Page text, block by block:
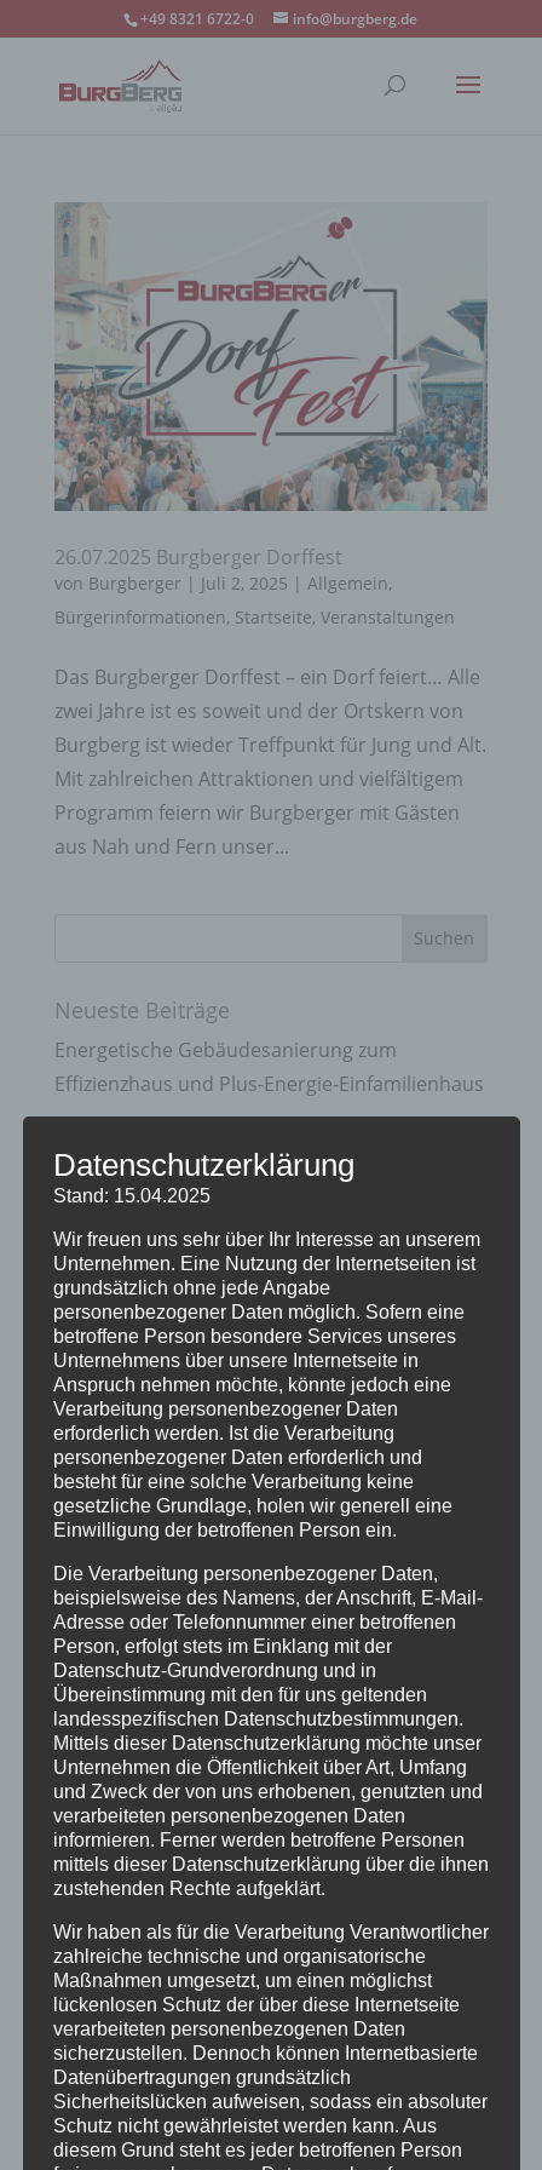
+49 8321 6722-0 info@burgberg.de
26.07.2025 Burgberger Dorffest
von Burgberger | Juli 2, 2025 | Allgemein,
Bürgerinformationen, Startseite, Veranstaltungen
Das Burgberger Dorffest – ein Dorf feiert… Alle
zwei Jahre ist es soweit und der Ortskern von
Burgberg ist wieder Treffpunkt für Jung und Alt.
Mit zahlreichen Attraktionen und vielfältigem
Programm feiern wir Burgberger mit Gästen
aus Nah und Fern unser...
Neueste Beiträge
Energetische Gebäudesanierung zum
Effizienzhaus und Plus-Energie-Einfamilienhaus
erneuerbare Energien
20 Jahre Erzgruben Burgberg –
Jubiläumssommer mit vielen besonderen
Erlebnissen
Halbzeit im Mikrozensus
Burgberger Dorfabende
Kategorien
Allgemein
Amtliche Bekanntmachungen
Fortbildungen
Klimaschutz Best Practice
Startseite
Veranstaltungen
Stichwörter
2024 agathazell Aktion Allgäu alpsee-grünten
Antrag Arbeiten ausweis Bauhof Bayern
Burgberg im Allgäu burgentage Bürger Bürgerbüro
Bürgerinfo bürgermeister corona Dorfplatz
ehrung Gemeinde Gemeinde Burgberg
gemeinderat Gesucht Grünten Grüntenhalle
hinweis hochwasser Holzfällung
Datenschutzerklärung
Stand: 15.04.2025
Wir freuen uns sehr über Ihr Interesse an unserem
Unternehmen. Eine Nutzung der Internetseiten ist
grundsätzlich ohne jede Angabe
personenbezogener Daten möglich. Sofern eine
betroffene Person besondere Services unseres
Unternehmens über unsere Internetseite in
Anspruch nehmen möchte, könnte jedoch eine
Verarbeitung personenbezogener Daten
erforderlich werden. Ist die Verarbeitung
personenbezogener Daten erforderlich und
besteht für eine solche Verarbeitung keine
gesetzliche Grundlage, holen wir generell eine
Einwilligung der betroffenen Person ein.
Die Verarbeitung personenbezogener Daten,
beispielsweise des Namens, der Anschrift, E-Mail-
Adresse oder Telefonnummer einer betroffenen
Person, erfolgt stets im Einklang mit der
Datenschutz-Grundverordnung und in
Übereinstimmung mit den für uns geltenden
landesspezifischen Datenschutzbestimmungen.
Mittels dieser Datenschutzerklärung möchte unser
Unternehmen die Öffentlichkeit über Art, Umfang
und Zweck der von uns erhobenen, genutzten und
verarbeiteten personenbezogenen Daten
informieren. Ferner werden betroffene Personen
mittels dieser Datenschutzerklärung über die ihnen
zustehenden Rechte aufgeklärt.
Wir haben als für die Verarbeitung Verantwortlicher
zahlreiche technische und organisatorische
Maßnahmen umgesetzt, um einen möglichst
lückenlosen Schutz der über diese Internetseite
verarbeiteten personenbezogenen Daten
sicherzustellen. Dennoch können Internetbasierte
Datenübertragungen grundsätzlich
Sicherheitslücken aufweisen, sodass ein absoluter
Schutz nicht gewährleistet werden kann. Aus
diesem Grund steht es jeder betroffenen Person